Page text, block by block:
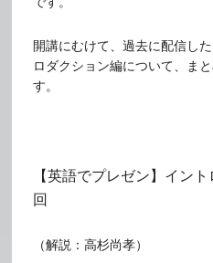
開講にむけて、過去に配信し
ロダクション編について、ま
す。
【英語でプレゼン】イン
回
（解説：高杉尚孝）